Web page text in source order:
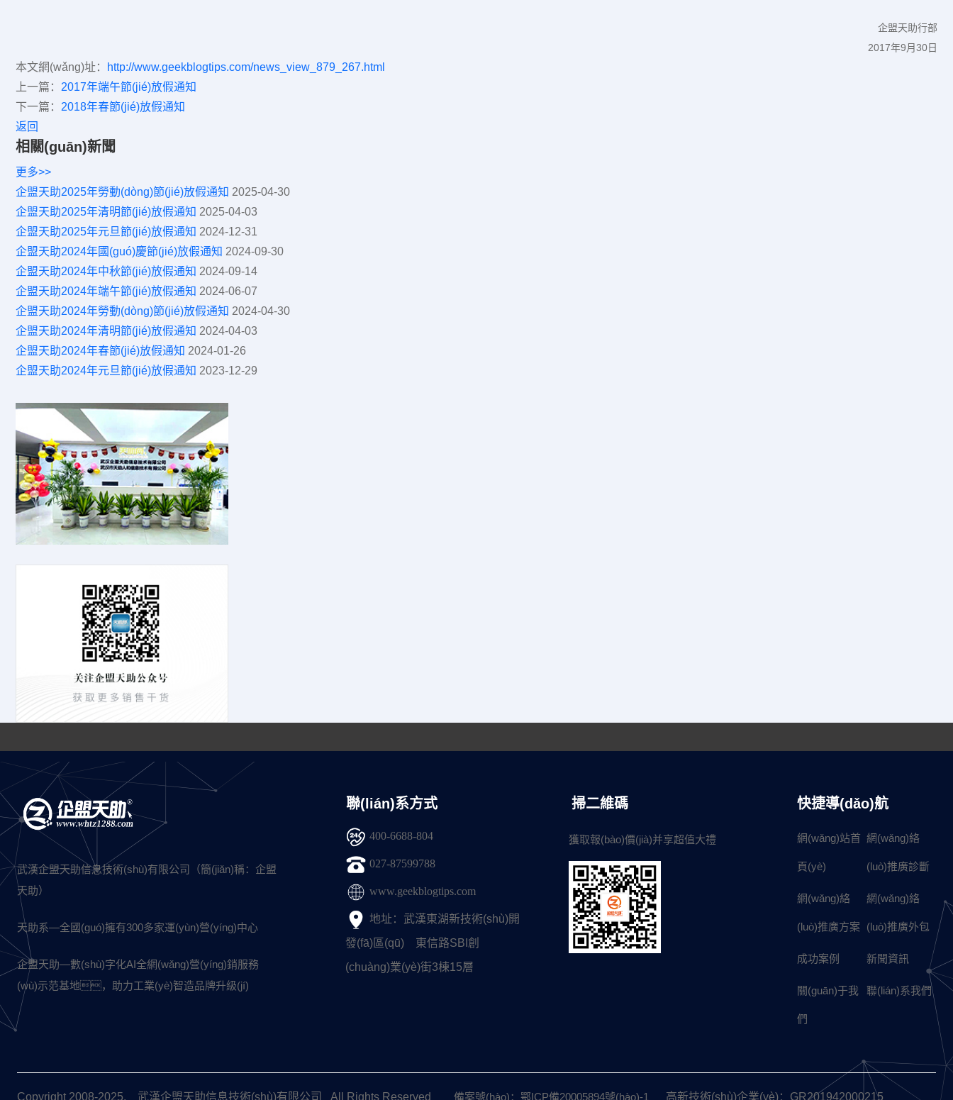
企盟天助行部
2017年9月30日
本文網(wǎng)址：
http://www.geekblogtips.com/news_view_879_267.html
上一篇： 2017年端午節(jié)放假通知
下一篇： 2018年春節(jié)放假通知
返回
相關(guān)新聞
更多>>
企盟天助2025年勞動(dòng)節(jié)放假通知 2025-04-30
企盟天助2025年清明節(jié)放假通知 2025-04-03
企盟天助2025年元旦節(jié)放假通知 2024-12-31
企盟天助2024年國(guó)慶節(jié)放假通知 2024-09-30
企盟天助2024年中秋節(jié)放假通知 2024-09-14
企盟天助2024年端午節(jié)放假通知 2024-06-07
企盟天助2024年勞動(dòng)節(jié)放假通知 2024-04-30
企盟天助2024年清明節(jié)放假通知 2024-04-03
企盟天助2024年春節(jié)放假通知 2024-01-26
企盟天助2024年元旦節(jié)放假通知 2023-12-29
武漢企盟天助信息技術(shù)有限公司（簡(jiǎn)稱：企盟
天助）
天助系—全國(guó)擁有300多家運(yùn)營(yíng)中心
企盟天助—數(shù)字化AI全網(wǎng)營(yíng)銷服務
(wù)示范基地，助力工業(yè)智造品牌升級(jí)
聯(lián)系方式
400-6688-804
027-87599788
www.geekblogtips.com
地址：武漢東湖新技術(shù)開
發(fā)區(qū) 東信路SBI創
(chuàng)業(yè)街3棟15層
掃二維碼
獲取報(bào)價(jià)并享超值大禮
快捷導(dǎo)航
網(wǎng)站首
頁(yè)
網(wǎng)絡
(luò)推廣診斷
網(wǎng)絡
(luò)推廣方案
網(wǎng)絡
(luò)推廣外包
成功案例 新聞資訊
關(guān)于我
們
聯(lián)系我們
Copyright 2008-2025. 武漢企盟天助信息技術(shù)有限公司 All Rights Reserved 備案號(hào)：鄂ICP備20005894號(hào)-1 高新技術(shù)企業(yè)：GR201942000215